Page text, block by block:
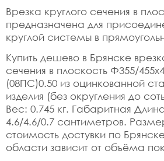
Врезка круглого сечения в
предназначена для
круглой системы в
Купить дешево в Брянске
сечения в плоскость Ф355/
(08ПС)0.50 из оцинкованной
изделия (без округления до
Вес: 0.745 кг. Габаритная
4.6/4.6/0.7 сантиметров.
стоимость достувки по
области зависит от объёма